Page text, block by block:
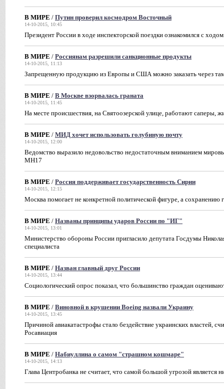
В МИРЕ / Путин проверил космодром Восточный
14-10-2015, 10:45
Президент России в ходе инспекторской поездки ознакомился с
В МИРЕ / Россиянам разрешили санкционные продукты
14-10-2015, 11:13
Запрещенную продукцию из Европы и США можно заказать через
В МИРЕ / В Москве взорвалась граната
14-10-2015, 11:45
На месте происшествия, на Святоозерской улице, работают саперы,
В МИРЕ / МИД хочет использовать голубиную почту
14-10-2015, 12:00
Ведомство выразило недовольство недостаточным вниманием
MH17
В МИРЕ / Россия поддерживает государственность Сирии
14-10-2015, 12:15
Москва помогает не конкретной политической фигуре, а сохранению
В МИРЕ / Названы принципы ударов России по "ИГ"
14-10-2015, 13:01
Министерство обороны России пригласило депутата Госдумы
специалиста
В МИРЕ / Назван главный друг России
14-10-2015, 13:44
Социологический опрос показал, что большинство граждан
В МИРЕ / Виновной в крушении Boeing назвали Украину
14-10-2015, 13:45
Причиной авиакатастрофы стало бездействие украинских властей,
Росавиация
В МИРЕ / Набиуллина о самом "страшном кошмаре"
14-10-2015, 14:13
Глава Центробанка не считает, что самой большой угрозой является